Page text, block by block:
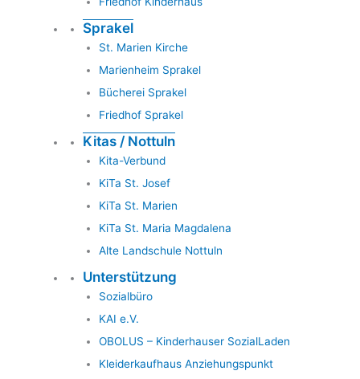
Sprakel
St. Marien Kirche
Marienheim Sprakel
Bücherei Sprakel
Friedhof Sprakel
Kitas / Nottuln
Kita-Verbund
KiTa St. Josef
KiTa St. Marien
KiTa St. Maria Magdalena
Alte Landschule Nottuln
Unterstützung
Sozialbüro
KAI e.V.
OBOLUS – Kinderhauser SozialLaden
Kleiderkaufhaus Anziehungspunkt